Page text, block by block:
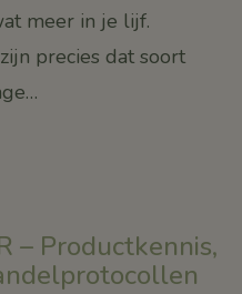
meer in je lijf.
precies dat soort
– Productkennis,